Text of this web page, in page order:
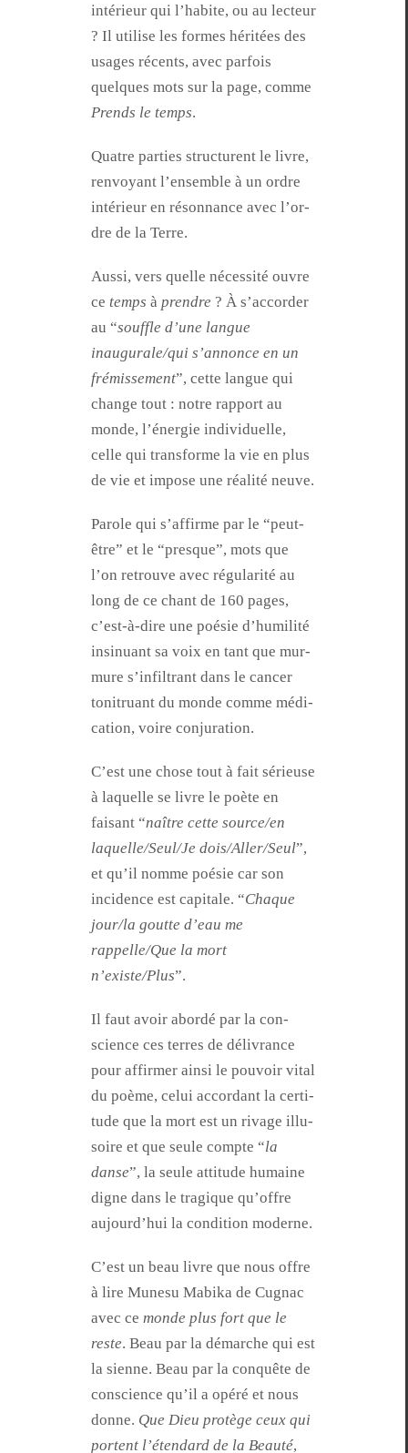
intérieur qui l’habite, ou au lecteur
? Il utilise les formes héritées des
usages récents, avec par­fois
quelques mots sur la page, comme
Prends le temps.
Qua­tre par­ties struc­turent le livre,
ren­voy­ant l’ensem­ble à un ordre
intérieur en réson­nance avec l’or­
dre de la Terre.
Aus­si, vers quelle néces­sité ouvre
ce temps à pren­dre ? À s’ac­corder
au “souf­fle d’une langue
inaugurale/qui s’an­nonce en un
frémisse­ment”, cette langue qui
change tout : notre rap­port au
monde, l’én­ergie indi­vidu­elle,
celle qui trans­forme la vie en plus
de vie et impose une réal­ité neuve.
Parole qui s’af­firme par le “peut-
être” et le “presque”, mots que
l’on retrou­ve avec régu­lar­ité au
long de ce chant de 160 pages,
c’est-à-dire une poésie d’hu­mil­ité
insin­u­ant sa voix en tant que mur­
mure s’in­fil­trant dans le can­cer
toni­tru­ant du monde comme médi­
ca­tion, voire conjuration.
C’est une chose tout à fait sérieuse
à laque­lle se livre le poète en
faisant “naître cette source/en
laquelle/Seul/Je dois/Aller/Seul”,
et qu’il nomme poésie car son
inci­dence est cap­i­tale. “Chaque
jour/la goutte d’eau me
rappelle/Que la mort
n’existe/Plus”.
Il faut avoir abor­dé par la con­
science ces ter­res de délivrance
pour affirmer ain­si le pou­voir vital
du poème, celui accor­dant la cer­ti­
tude que la mort est un rivage illu­
soire et que seule compte “la
danse”, la seule atti­tude humaine
digne dans le trag­ique qu’of­fre
aujour­d’hui la con­di­tion moderne.
C’est un beau livre que nous offre
à lire Mune­su Mabi­ka de Cugnac
avec ce monde plus fort que le
reste. Beau par la démarche qui est
la sienne. Beau par la con­quête de
con­science qu’il a opéré et nous
donne. Que Dieu pro­tège ceux qui
por­tent l’é­ten­dard de la Beauté,